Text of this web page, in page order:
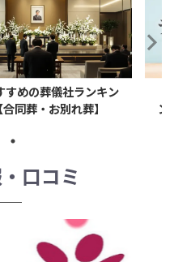
儀社ランキン
お別れ葬】
【2026年
ンキング
口コミ